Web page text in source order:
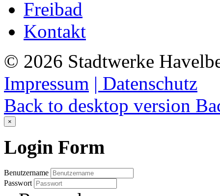
Freibad
Kontakt
© 2026 Stadtwerke
Impressum | Datenschutz
Back to desktop version
×
Login Form
Benutzername
Passwort